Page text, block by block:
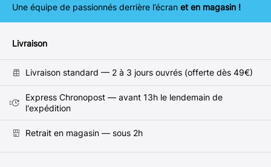
Une équipe de passionnés derrière l’écran et en magasin !
Livraison
Livraison standard — 2 à 3 jours ouvrés (offerte dès 49€)
Express Chronopost — avant 13h le lendemain de
l'expédition
Retrait en magasin — sous 2h